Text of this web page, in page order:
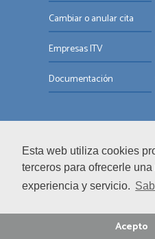
Esta web utiliza cookies
terceros para ofrecerle una
experiencia y servicio.
Acepto
Cambiar o anular cita
Empresas ITV
Documentación
©
Sobre nosotros|Informar de
Política de